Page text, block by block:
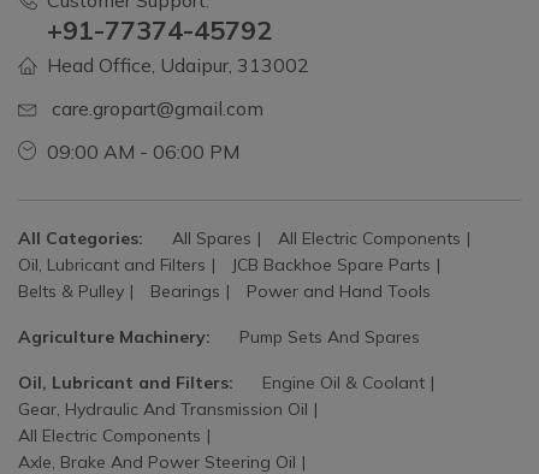
+91-77374-45792
Head Office, Udaipur, 313002
care.gropart@gmail.com
09:00 AM - 06:00 PM
All Categories: All Spares
All Electric Components
Oil, Lubricant and Filters
JCB Backhoe Spare Parts
Belts & Pulley
Bearings Power and Hand Tools
Agriculture Machinery: Pump Sets And Spares
Oil, Lubricant and Filters:
Engine Oil & Coolant
Gear, Hydraulic And Transmission Oil
All Electric Components
Axle, Brake And Power Steering Oil